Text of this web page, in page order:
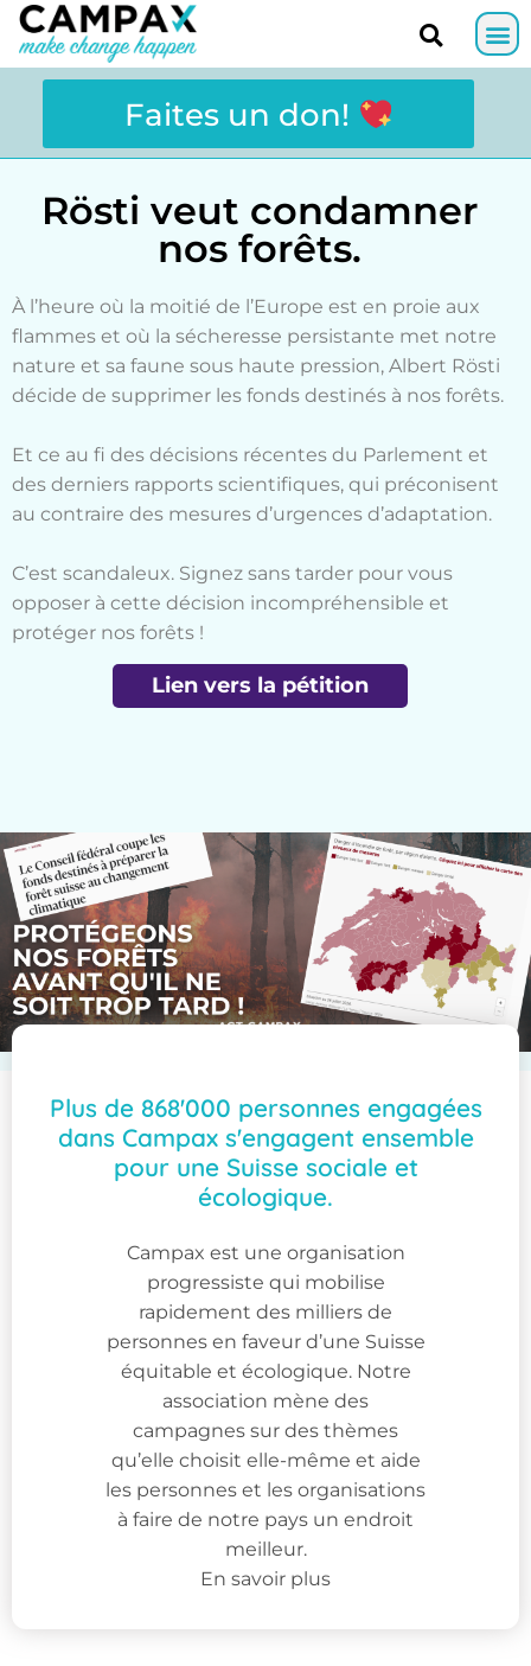
Faites un don!
Rösti veut condamner
nos forêts.
À l’heure où la moitié de l’Europe est en proie aux
flammes et où la sécheresse persistante met notre
nature et sa faune sous haute pression, Albert Rösti
décide de supprimer les fonds destinés à nos forêts.
Et ce au fi des décisions récentes du Parlement et
des derniers rapports scientifiques, qui préconisent
au contraire des mesures d’urgences d’adaptation.
C’est scandaleux. Signez sans tarder pour vous
opposer à cette décision incompréhensible et
protéger nos forêts !
Lien vers la pétition
Plus de 868'000 personnes engagées
dans Campax s'engagent ensemble
pour une Suisse sociale et
écologique.
Campax est une organisation
progressiste qui mobilise
rapidement des milliers de
personnes en faveur d’une Suisse
équitable et écologique. Notre
association mène des
campagnes sur des thèmes
qu’elle choisit elle-même et aide
les personnes et les organisations
à faire de notre pays un endroit
meilleur.
En savoir plus